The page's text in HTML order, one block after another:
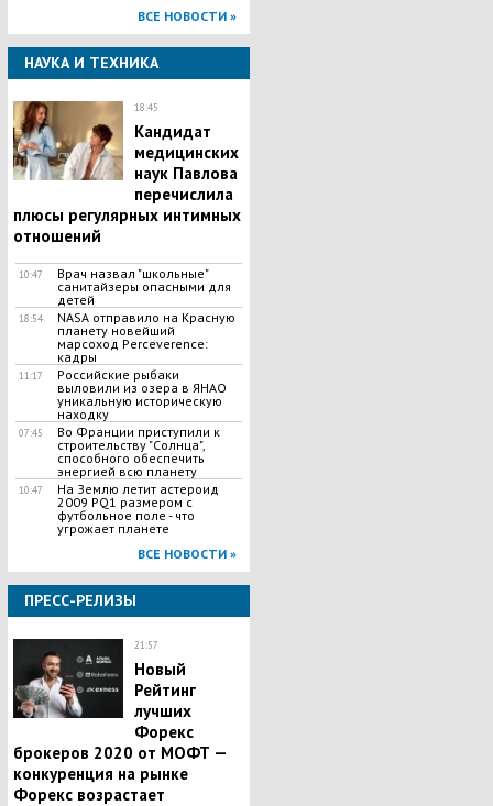
ВСЕ НОВОСТИ »
НАУКА И ТЕХНИКА
18:45
Кандидат
медицинских
наук Павлова
перечислила
плюсы регулярных интимных
отношений
10:47
Врач назвал "школьные"
санитайзеры опасными для
детей
18:54
​NASA отправило на Красную
планету новейший
марсоход Perceverence:
кадры
11:17
Российские рыбаки
выловили из озера в ЯНАО
уникальную историческую
находку
07:45
Во Франции приступили к
строительству "Солнца",
способного обеспечить
энергией всю планету
10:47
На Землю летит астероид
2009 PQ1 размером с
футбольное поле - что
угрожает планете
ВСЕ НОВОСТИ »
ПРЕСС-РЕЛИЗЫ
21:57
Новый
Рейтинг
лучших
Форекс
брокеров 2020 от МОФТ —
конкуренция на рынке
Форекс возрастает